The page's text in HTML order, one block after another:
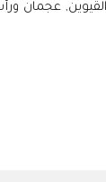
عجمان